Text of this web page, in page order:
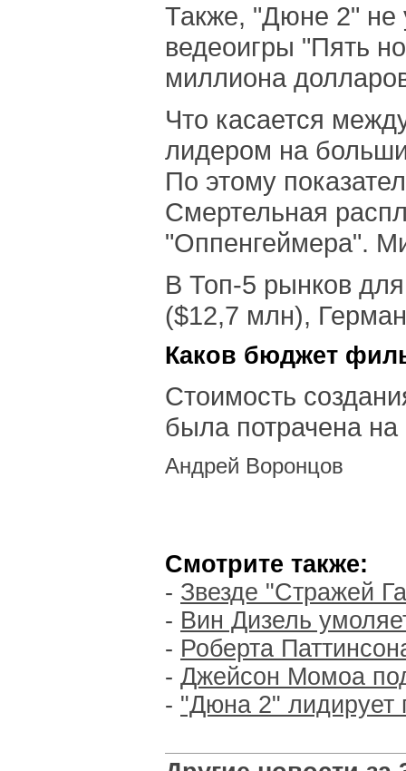
Также, "Дюне 2" не
ведеоигры "Пять
миллиона
Что касается
лидером на
По этому
Смертельная
"Оппенгеймера".
В Топ-5 рынков
($12,7 млн),
Каков бюджет
Стоимость
была потрачена
Андрей Воронцов
Смотрите также:
- Звезде "Стражей
- Вин Дизель
- Роберта
- Джейсон Момоа
- "Дюна 2" лидирует